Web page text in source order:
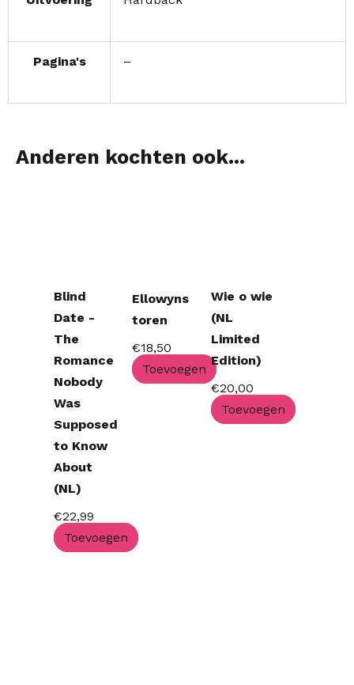
Pagina's –
Anderen kochten ook...
Blind
Date -
The
Romance
Nobody
Was
Supposed
to Know
About
(NL)
€22,99
Toevoegen
Ellowyns
toren
€18,50
Toevoegen
Wie o wie
(NL
Limited
Edition)
€20,00
Toevoegen